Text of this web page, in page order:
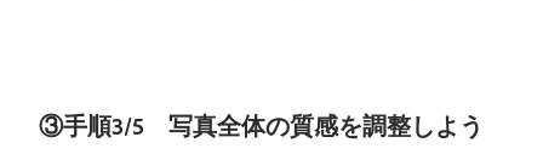
③手順3/5 写真全体の質感を調整しよう